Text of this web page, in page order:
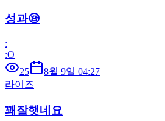
성과😪
:
:O
25
8월 9일 04:27
라이즈
꽤잘햇네요